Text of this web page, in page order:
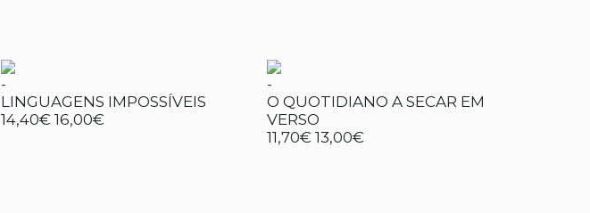
-
LINGUAGENS IMPOSSÍVEIS
14,40€ 16,00€
-
O QUOTIDIANO A SECAR EM
VERSO
11,70€ 13,00€